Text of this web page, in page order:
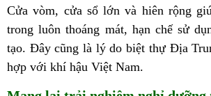
Cửa vòm, cửa sổ lớn và hiên rộng
trong luôn thoáng mát, hạn chế sử
tạo. Đây cũng là lý do biệt thự Địa
hợp với khí hậu Việt Nam.